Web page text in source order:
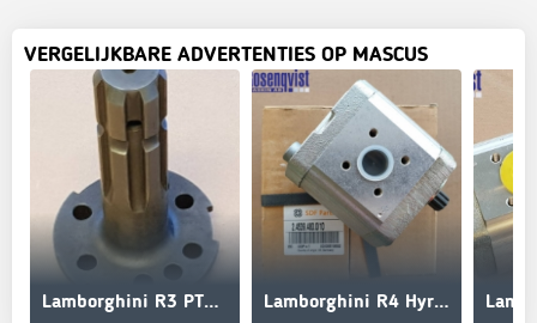
VERGELIJKBARE ADVERTENTIES OP MASCUS
Lamborghini R3 PTO tapp Z6 0.013.0259.0, 0.011.0799.0 Lamborghini R4 Hyraulpump 2.4539.480.0/10, 245394800